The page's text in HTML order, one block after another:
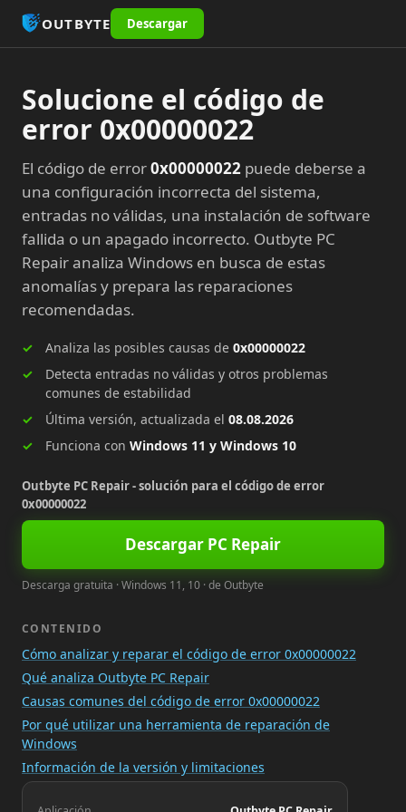
OUTBYTE Descargar
Solucione el código de
error 0x00000022
El código de error0x00000022 puede deberse a
una configuración incorrecta del sistema,
entradas no válidas, una instalación de software
fallida o un apagado incorrecto. Outbyte PC
Repair analiza Windows en busca de estas
anomalías y prepara las reparaciones
recomendadas.
Analiza las posibles causas de 0x00000022
Detecta entradas no válidas y otros problemas
comunes de estabilidad
Última versión, actualizada el 08.08.2026
Funciona con Windows 11 y Windows 10
Outbyte PC Repair - solución para el código de error
0x00000022
Descargar PC Repair
Descarga gratuita · Windows 11, 10 · de Outbyte
CONTENIDO
Cómo analizar y reparar el código de error 0x00000022
Qué analiza Outbyte PC Repair
Causas comunes del código de error 0x00000022
Por qué utilizar una herramienta de reparación de
Windows
Información de la versión y limitaciones